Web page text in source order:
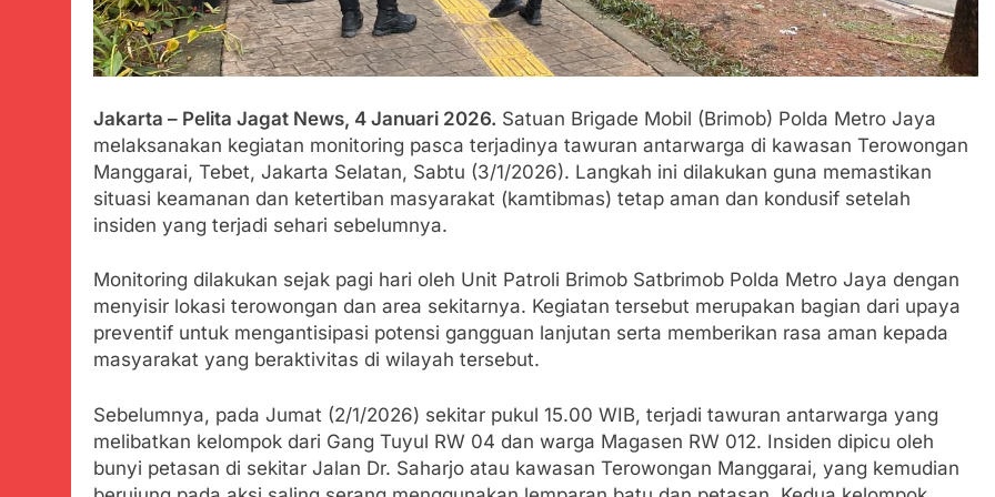
Tunjukan Perhatiannya, Satgas Yonif 310/KK Berikan Bantuan Duka Cita
Juli 20, 2024
Polda Jabar Beberkan Perkembangan Terbaru Kasus Dago Elos
Kejaksaan Negeri Kab Sukabumi didesak usut Tuntas Dugaan
Juli 19, 2024
Diduga Kuat Inspektorat Kab, Sukabumi menyalahgunakan Anggaran Thn
Juli 19, 2024
Sambut Tahun Ajaran Baru, Satgas Yonif 310/KK Ajak Pelajar Bersihkan
Selisih APBD Tahun 2023 Kab.Sukabumi Sebesar Rp 31 Miliar
Juli 16, 2024
Ketua DPD JWI Sukabumi Raya Ingatkan Pentingnya Verifikasi Isu Dugaan
Agustus 8, 2026
Aksi Humanis Polri: Kapolsek Kebonpedes Bantu Lansia dengan Kursi
Agustus 7, 2026
Data Ganda Capai 6 Juta, BGN Benahi Basis Penerima Program Makan
Agustus 6, 2026
Jakarta – Pelita Jagat News, 4 Januari 2026. Satuan Brigade Mobil (Brimob) Polda Metro Jaya
melaksanakan kegiatan monitoring pasca terjadinya tawuran antarwarga di kawasan Terowongan
Manggarai, Tebet, Jakarta Selatan, Sabtu (3/1/2026). Langkah ini dilakukan guna memastikan
situasi keamanan dan ketertiban masyarakat (kamtibmas) tetap aman dan kondusif setelah
insiden yang terjadi sehari sebelumnya.
Monitoring dilakukan sejak pagi hari oleh Unit Patroli Brimob Satbrimob Polda Metro Jaya dengan
menyisir lokasi terowongan dan area sekitarnya. Kegiatan tersebut merupakan bagian dari upaya
preventif untuk mengantisipasi potensi gangguan lanjutan serta memberikan rasa aman kepada
masyarakat yang beraktivitas di wilayah tersebut.
Sebelumnya, pada Jumat (2/1/2026) sekitar pukul 15.00 WIB, terjadi tawuran antarwarga yang
melibatkan kelompok dari Gang Tuyul RW 04 dan warga Magasen RW 012. Insiden dipicu oleh
bunyi petasan di sekitar Jalan Dr. Saharjo atau kawasan Terowongan Manggarai, yang kemudian